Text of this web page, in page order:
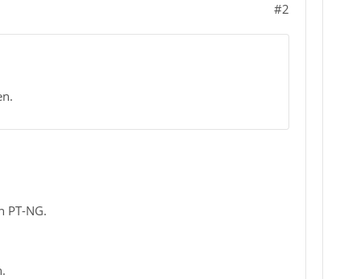
#2
PT-NG.